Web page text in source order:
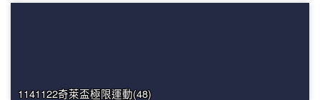
1141122奇萊盃極限運動(48)